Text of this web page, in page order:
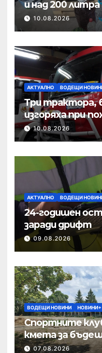
и над 200 литра
10.08.2026
АКТУАЛНО ВОДЕЩИ
Три трактора,
изгоряха при
база
10.08.2026
АКТУАЛНО ВОДЕЩИ
24-годишен
заради дрифт
09.08.2026
ВОДЕЩИ НОВИНИ НОВИНИ+
Спортните
кмета за
полк
07.08.2026